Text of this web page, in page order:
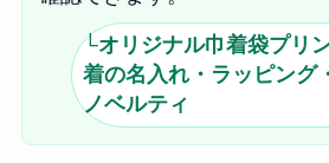
└オリジナル巾着袋プリ
着の名入れ・ラッピング
ノベルティ